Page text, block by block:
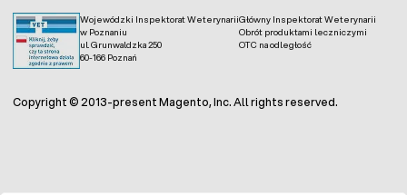
Wojewódzki Inspektorat Weterynarii
w Poznaniu
ul. Grunwaldzka 250
60-166 Poznań
Główny Inspektorat Weterynarii
Obrót produktami leczniczymi
OTC na odległość
Copyright © 2013-present Magento, Inc. All rights reserved.